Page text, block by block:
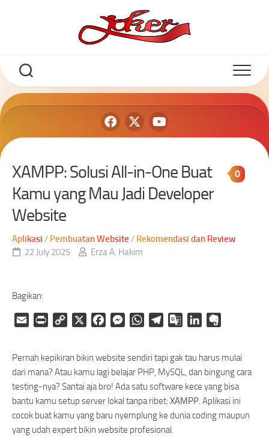
XAMPP: Solusi All-in-One Buat
Kamu yang Mau Jadi Developer
Website
Aplikasi / Pembuatan Website / Rekomendasi dan Review
22 July 2025
Erza A. Hakim
0
Bagikan:
Email Print
Copy
FacebookMessengerWhatsAppTelegramGoogleLinkedIn
Pernah kepikiran bikin website sendiri tapi gak tau harus mulai
dari mana? Atau kamu lagi belajar PHP, MySQL, dan bingung cara
testing-nya? Santai aja bro! Ada satu software kece yang bisa
bantu kamu setup server lokal tanpa ribet: XAMPP. Aplikasi ini
cocok buat kamu yang baru nyemplung ke dunia coding maupun
yang udah expert bikin website profesional.